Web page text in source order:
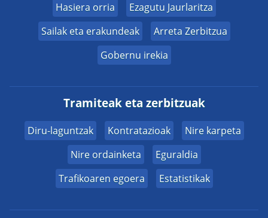
Hasiera orria
Ezagutu Jaurlaritza
Sailak eta erakundeak
Arreta Zerbitzua
Gobernu irekia
Tramiteak eta zerbitzuak
Diru-laguntzak Kontratazioak
Nire karpeta
Nire ordainketa
Eguraldia
Trafikoaren egoera
Estatistikak